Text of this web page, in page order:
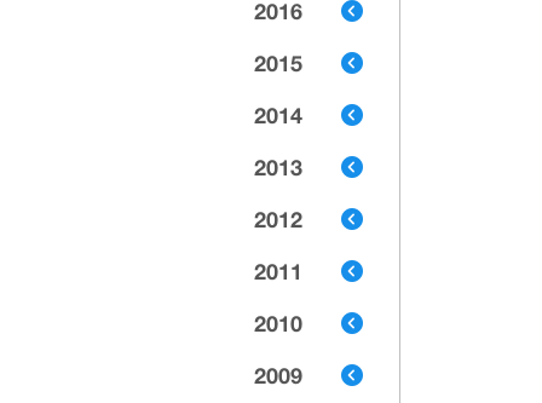
2016
2015
2014
2013
2012
2011
2010
2009